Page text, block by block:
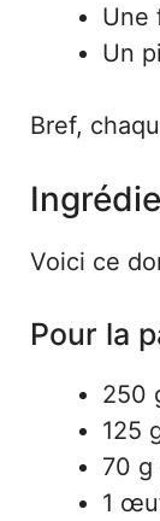
Une
Un
Bref,
Voici ce
Pour la
250
125
70 g
1